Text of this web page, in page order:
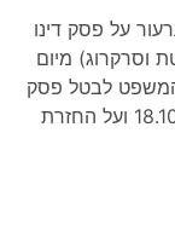
על פסק דינו
וסרקרוג) מיום
החליט בית המשפט לבטל פסק
בוררות משלים שניתן על ידי הבורר ביום 18.10.9 ועל החזרת